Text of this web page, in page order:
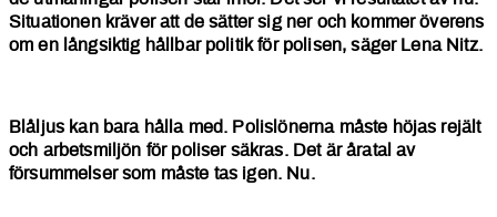
Situationen kräver att de sätter sig ner och kommer överens
om en långsiktig hållbar politik för polisen, säger Lena Nitz.
Blåljus kan bara hålla med. Polislönerna måste höjas rejält
och arbetsmiljön för poliser säkras. Det är åratal av
försummelser som måste tas igen. Nu.